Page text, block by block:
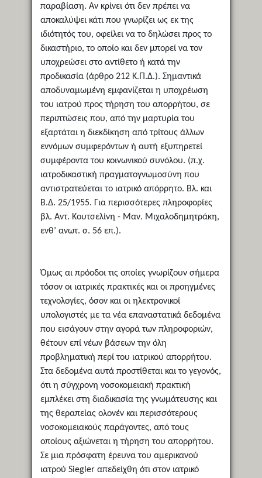
παραβίαση. Αν κρίνει ότι δεν πρέπει να
αποκαλύψει κάτι που γνωρίζει ως εκ της
ιδιότητός του, οφείλει να το δηλώσει προς το
δικαστήριο, το οποίο και δεν μπορεί να τον
υποχρεώσει στο αντίθετο ή κατά την
προδικασία (άρθρο 212 Κ.Π.Δ.). Σημαντικά
αποδυναμωμένη εμφανίζεται η υποχρέωση
του ιατρού προς τήρηση του απορρήτου, σε
περιπτώσεις που, από την μαρτυρία του
εξαρτάται η διεκδίκηση από τρίτους άλλων
εννόμων συμφερόντων ή αυτή εξυπηρετεί
συμφέροντα του κοινωνικού συνόλου. (π.χ.
ιατροδικαστική πραγματογνωμοσύνη που
αντιστρατεύεται το ιατρικό απόρρητο. Βλ. και
Β.Δ. 25/1955. Για περισσότερες πληροφορίες
βλ. Αντ. Κουτσελίνη - Μαν. Μιχαλοδημητράκη,
ενθ’ ανωτ. σ. 56 επ.).
Όμως αι πρόοδοι τις οποίες γνωρίζουν σήμερα
τόσον οι ιατρικές πρακτικές και οι προηγμένες
τεχνολογίες, όσον και οι ηλεκτρονικοί
υπολογιστές με τα νέα επαναστατικά δεδομένα
που εισάγουν στην αγορά των πληροφοριών,
θέτουν επί νέων βάσεων την όλη
προβληματική περί του ιατρικού απορρήτου.
Στα δεδομένα αυτά προστίθεται και το γεγονός,
ότι η σύγχρονη νοσοκομειακή πρακτική
εμπλέκει στη διαδικασία της γνωμάτευσης και
της θεραπείας ολονέν και περισσότερους
νοσοκομειακούς παράγοντες, από τους
οποίους αξιώνεται η τήρηση του απορρήτου.
Σε μια πρόσφατη έρευνα του αμερικανού
ιατρού Siegler απεδείχθη ότι στον ιατρικό